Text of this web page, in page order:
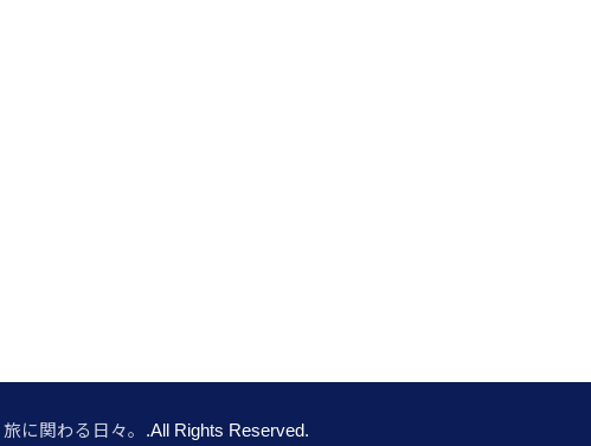
旅に関わる日々。 .All Rights Reserved.